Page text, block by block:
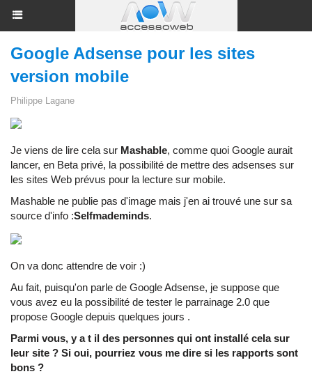
Google Adsense pour les sites
version mobile
Philippe Lagane
Je viens de lire cela sur Mashable, comme quoi Google aurait
lancer, en Beta privé, la possibilité de mettre des adsenses sur
les sites Web prévus pour la lecture sur mobile.
Mashable ne publie pas d'image mais j'en ai trouvé une sur sa
source d'info :Selfmademinds.
On va donc attendre de voir :)
Au fait, puisqu'on parle de Google Adsense, je suppose que
vous avez eu la possibilité de tester le parrainage 2.0 que
propose Google depuis quelques jours .
Parmi vous, y a t il des personnes qui ont installé cela sur
leur site ? Si oui, pourriez vous me dire si les rapports sont
bons ?